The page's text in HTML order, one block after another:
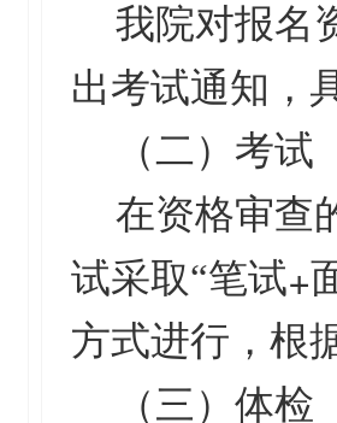
我院对报名
出考试通知，
（二）考试
在资格审查
试采取“笔试+
方式进行，根
（三）体检